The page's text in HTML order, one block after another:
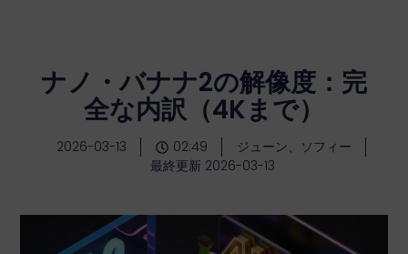
ナノ・バナナ2の解像度：完
全な内訳（4Kまで）
2026-03-13 02:49
ジューン、ソフィー
最終更新 2026-03-13